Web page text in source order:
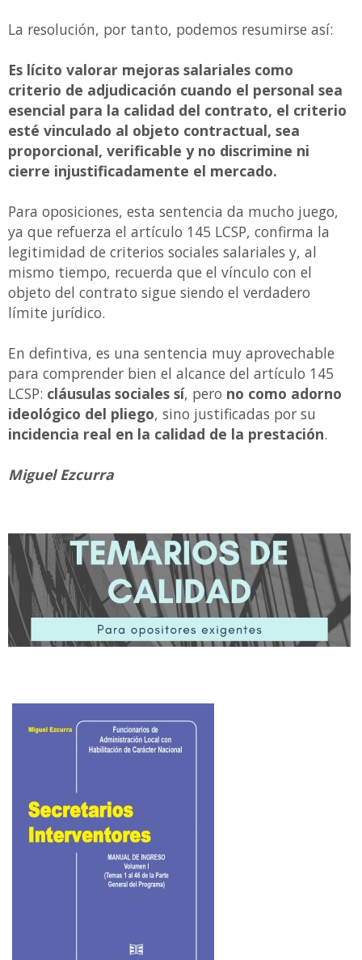
La resolución, por tanto, podemos resumirse así:
Es lícito valorar mejoras salariales como
criterio de adjudicación cuando el personal sea
esencial para la calidad del contrato, el criterio
esté vinculado al objeto contractual, sea
proporcional, verificable y no discrimine ni
cierre injustificadamente el mercado.
Para oposiciones, esta sentencia da mucho juego,
ya que refuerza el artículo 145 LCSP, confirma la
legitimidad de criterios sociales salariales y, al
mismo tiempo, recuerda que el vínculo con el
objeto del contrato sigue siendo el verdadero
límite jurídico.
En defintiva, es una sentencia muy aprovechable
para comprender bien el alcance del artículo 145
LCSP: cláusulas sociales sí, pero no como adorno
ideológico del pliego, sino justificadas por su
incidencia real en la calidad de la prestación.
Miguel Ezcurra